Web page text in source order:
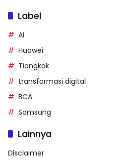
Label
AI
Huawei
Tiongkok
transformasi digital
BCA
Samsung
Lainnya
Disclaimer